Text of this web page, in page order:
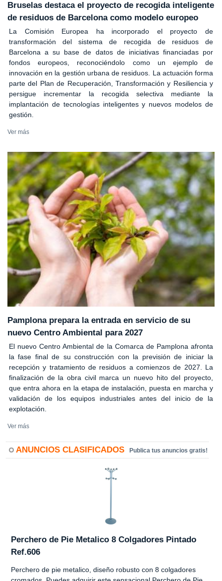
Bruselas destaca el proyecto de recogida inteligente
de residuos de Barcelona como modelo europeo
La Comisión Europea ha incorporado el proyecto de
transformación del sistema de recogida de residuos de
Barcelona a su base de datos de iniciativas financiadas por
fondos europeos, reconociéndolo como un ejemplo de
innovación en la gestión urbana de residuos. La actuación forma
parte del Plan de Recuperación, Transformación y Resiliencia y
persigue incrementar la recogida selectiva mediante la
implantación de tecnologías inteligentes y nuevos modelos de
gestión.
Ver más
Pamplona prepara la entrada en servicio de su
nuevo Centro Ambiental para 2027
El nuevo Centro Ambiental de la Comarca de Pamplona afronta
la fase final de su construcción con la previsión de iniciar la
recepción y tratamiento de residuos a comienzos de 2027. La
finalización de la obra civil marca un nuevo hito del proyecto,
que entra ahora en la etapa de instalación, puesta en marcha y
validación de los equipos industriales antes del inicio de la
explotación.
Ver más
ANUNCIOS CLASIFICADOS Publica tus anuncios gratis!
Perchero de Pie Metalico 8 Colgadores Pintado
Ref.606
Perchero de pie metalico, diseño robusto con 8 colgadores